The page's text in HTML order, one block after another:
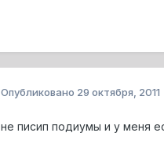
Опубликовано 29 октября, 2011
не писип подиумы и у меня